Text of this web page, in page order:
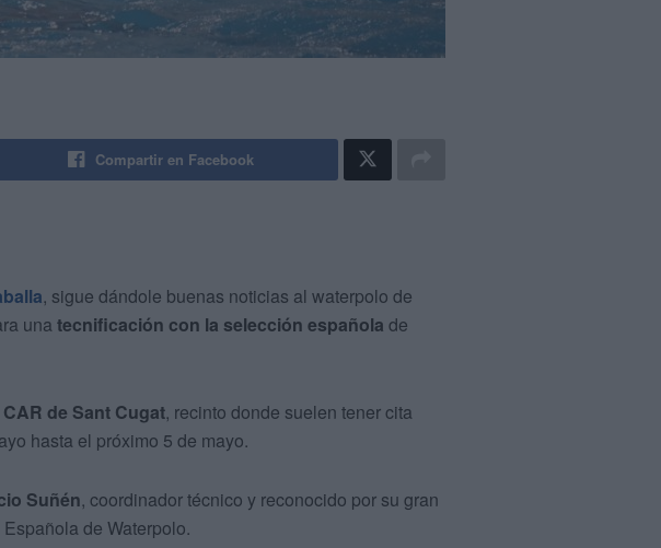
Compartir en Facebook
, sigue dándole buenas noticias al waterpolo de
una tecnificación con la selección española de
CAR de Sant Cugat, recinto donde suelen tener cita
hasta el próximo 5 de mayo.
Suñén, coordinador técnico y reconocido por su gran
de Waterpolo.